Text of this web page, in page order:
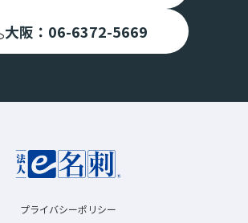
大阪：06-6372-5669
プライバシーポリシー